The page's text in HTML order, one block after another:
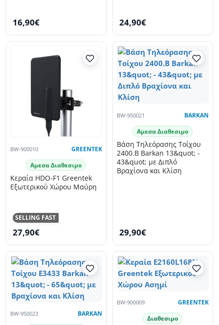
16,90€ 24,90€
SELLING FAST
BW-900010 GREENTEK
Αμεσα Διαθεσιμο
Κεραία HDO-F1 Greentek
Εξωτερικού Χώρου Μαύρη
27,90€
BW-950021 BARKAN
Αμεσα Διαθεσιμο
Βάση Τηλεόρασης Τοίχου
2400.B Barkan 13&quot; -
43&quot; με Διπλό
Βραχίονα και Κλίση
29,90€
BW-950023 BARKAN
BW-900009 GREENTEK
Διαθεσιμο